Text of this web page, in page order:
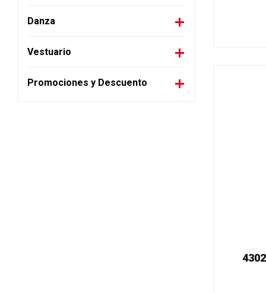
Danza
Vestuario
Promociones y Descuento